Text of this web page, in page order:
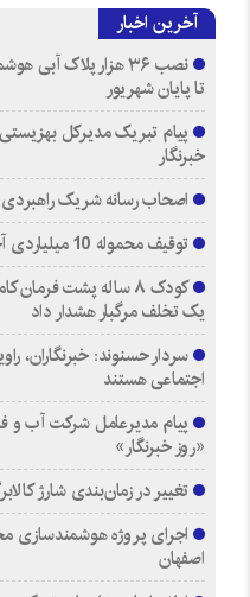
آخرین اخبار
تا پایان شهریور
پیام تبریک مدیرکل
خبرنگار
اصحاب رسانه شریک
توقیف محموله 10 میلیاردی آجیل و حبوبات قاچاق در”نطنز”
کودک ۸ ساله پشت
یک تخلف مرگبار هشدار داد
سردار حسنوند: خبرنگاران،
اجتماعی هستند
پیام مدیرعامل شرکت آب و
«روز خبرنگار»
تغییر در زمان‌بندی شارژ
اجرای پروژه هوشمندسازی
اصفهان